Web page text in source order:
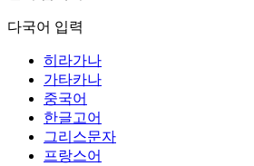
다국어 입력
히라가나
가타카나
중국어
한글고어
그리스문자
프랑스어